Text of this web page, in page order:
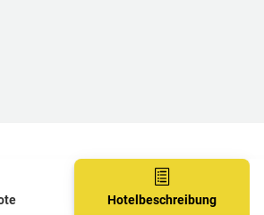
Hotelbeschreibung